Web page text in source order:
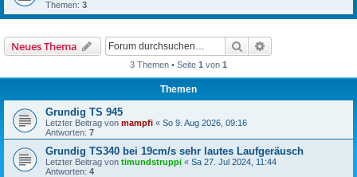
Themen: 3
Neues Thema Suche
3 Themen • Seite 1 von 1
Themen
Grundig TS 945
Letzter Beitrag von mampfi « So 9. Aug 2026, 09:16
Antworten: 7
Grundig TS340 bei 19cm/s sehr lautes Laufgeräusch
Letzter Beitrag von timundstruppi « Sa 27. Jul 2024, 11:44
Antworten: 4